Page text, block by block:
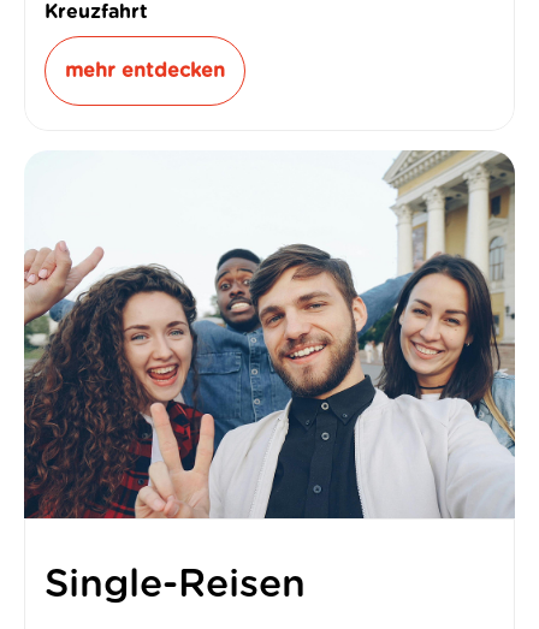
Kreuzfahrt
mehr entdecken
Single-Reisen